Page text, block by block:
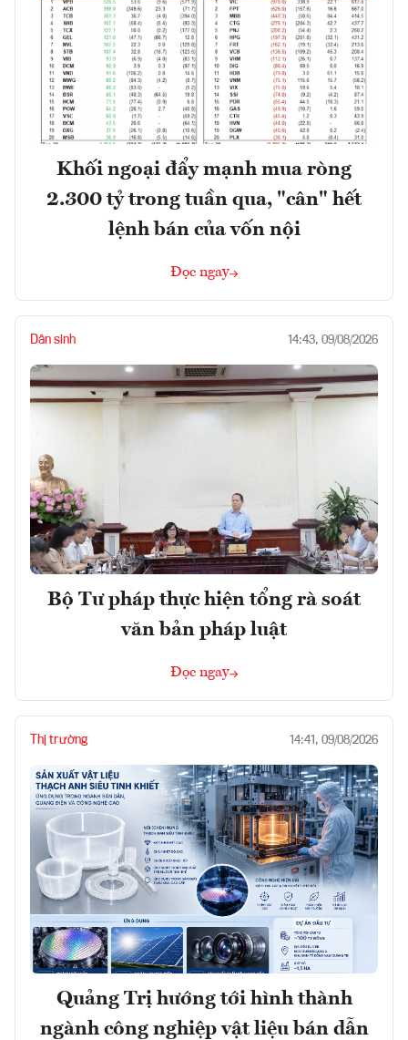
Khối ngoại đẩy mạnh mua ròng
2.300 tỷ trong tuần qua, "cân" hết
lệnh bán của vốn nội
Đọc ngay
Dân sinh 14:43, 09/08/2026
Bộ Tư pháp thực hiện tổng rà soát
văn bản pháp luật
Đọc ngay
Thị trường 14:41, 09/08/2026
Quảng Trị hướng tới hình thành
ngành công nghiệp vật liệu bán dẫn